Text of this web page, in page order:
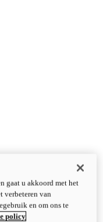
gaat u akkoord met het
verbeteren van
en om ons te
policy